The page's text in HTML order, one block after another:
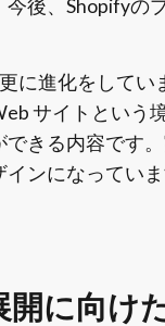
後、Shopifyの
に進化をして
サイトという
きる内容です
ンになっていま
に向け